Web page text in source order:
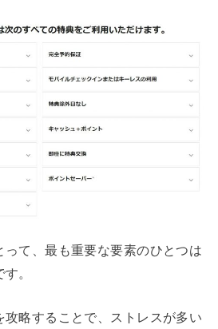
て、最も重要な要素のひとつは
す。
攻略することで、ストレスが多い